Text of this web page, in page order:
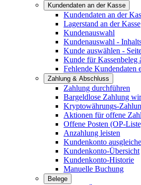
Kundendaten an der Kasse
Kundendaten an der
Lagerstand an der Kasse
Kundenauswahl
Kundenauswahl -
Kunde auswählen -
Kunde für Kassenbeleg
Fehlende Kundendaten
Zahlung & Abschluss
Zahlung durchführen
Bargeldlose Zahlung
Kryptowährungs-
Aktionen für offene
Offene Posten (OP-
Anzahlung leisten
Kundenkonto
Kundenkonto-Übersicht
Kundenkonto-Historie
Manuelle Buchung
Belege